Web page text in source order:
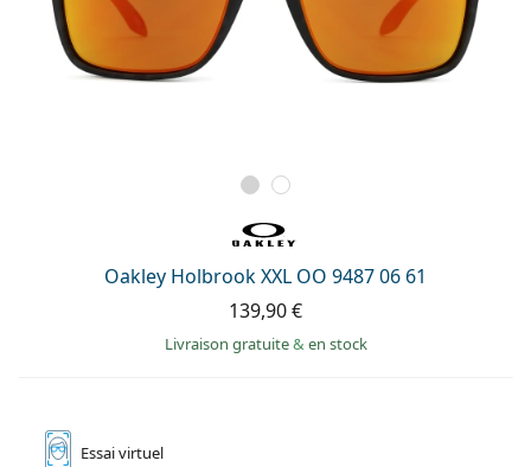
Oakley Holbrook XXL OO 9487 06 61
139,90 €
Livraison gratuite& en stock
Essaivirtuel